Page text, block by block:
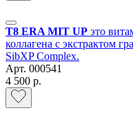
Т8 ERA MIT UP это
коллагена с экстрактом
SibXP Complex.
Арт. 000541
4 500 р.